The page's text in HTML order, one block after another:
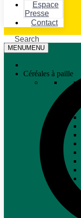
Espace
Presse
Contact
Search
MENUMENU
Céréales à paille